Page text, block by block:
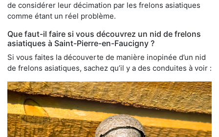
de considérer leur décimation par les frelons asiatiques
comme étant un réel problème.
Que faut-il faire si vous découvrez un nid de frelons
asiatiques à Saint-Pierre-en-Faucigny ?
Si vous faites la découverte de manière inopinée d’un nid
de frelons asiatiques, sachez qu’il y a des conduites à voir :